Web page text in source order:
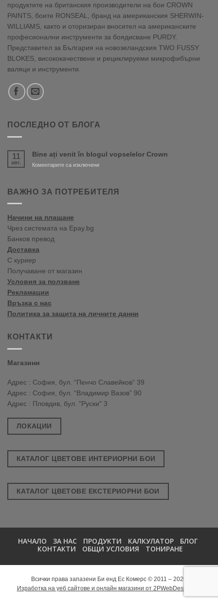
продуктите на британския производители на бои CROWN
PAINTS, боите RONSEAL, бранд на американския SHERWIN-
WILLIAMS, както и оторизиран вносител на американските
професионални инструменти за боядисване PURDY.
Представител за България на новозеландския TWO FUSSY
BLOKES, висококачествени и рециклируеми микрофибърни
валяци и инструменти.
ПОСЛЕДНО ОТ БЛОГА
11
авг.
Bine ați venit în blogul vopselelor Crown
Коментарите са изключениза
venit
ВАЖНО ЗА ПОТРЕБИТЕЛЯ
Начини на плащане
Чрез системата на Epay.bg
Банков превод
Доставка
С куриер
Получаване от магазин
Условия за ползване
Рекламации
Връзка с нас
Политика за защита на личните данни
КОНТАКТИ
Магазини
Адрес : София, бул. “Пенчо Славейков” 39
Адрес : София, бул. “Владимир Вазов” 90
Адрес : Пловдив, бул. "Руски" 3
ЛОКАЦИИ
КАТАЛОГ ЦВЕТОВЕ ИНТЕРИОРНИ БОИ
КАТАЛОГ ЦВЕТОВЕ ЕКСТЕРИОРНИ БОИ
НАЧАЛО ЗА НАС ПРОДУКТИ КАЛКУЛАТОР
БЛОГ
КОНТАКТИ
ОБЩИ УСЛОВИЯ ТОНИРАНЕ
Всички права запазени Би енд Ес Комерс © 2011 – 2026
Изработка на уеб сайтове и онлайн магазини от 2PWebDesign.net